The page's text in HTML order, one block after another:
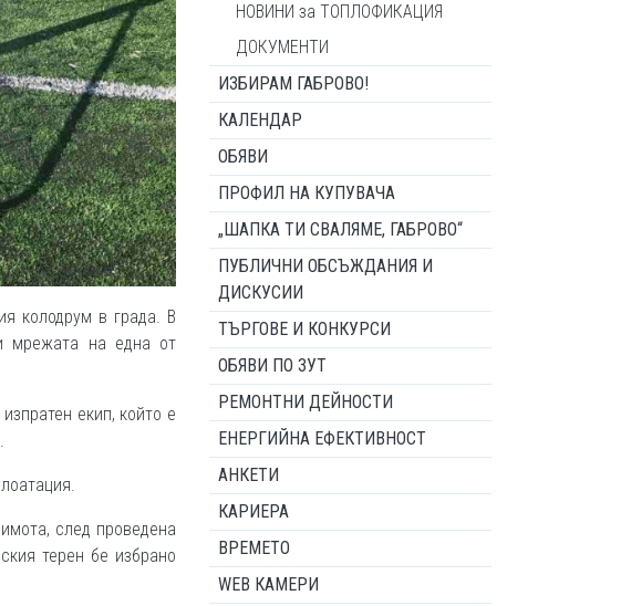
колодрум в града. В
мрежата на една от
екип, който е
след проведена
терен бе избрано
НОВИНИ за ТОПЛОФИКАЦИЯ
ДОКУМЕНТИ
ИЗБИРАМ ГАБРОВО!
КАЛЕНДАР
ОБЯВИ
ПРОФИЛ НА КУПУВАЧА
„ШАПКА ТИ СВАЛЯМЕ, ГАБРОВО“
ПУБЛИЧНИ ОБСЪЖДАНИЯ И
ДИСКУСИИ
ТЪРГОВЕ И КОНКУРСИ
ОБЯВИ ПО ЗУТ
РЕМОНТНИ ДЕЙНОСТИ
ЕНЕРГИЙНА ЕФЕКТИВНОСТ
АНКЕТИ
КАРИЕРА
ВРЕМЕТО
WEB КАМЕРИ